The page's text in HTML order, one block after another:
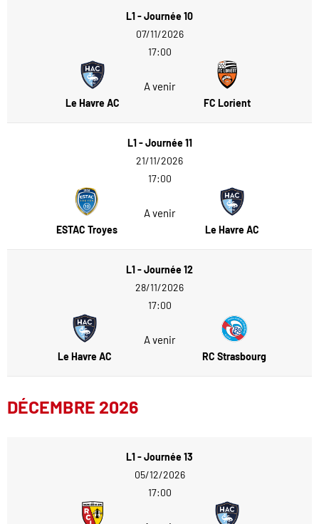
L1 - Journée 10
07/11/2026
17:00
Le Havre AC
A venir
FC Lorient
L1 - Journée 11
21/11/2026
17:00
ESTAC Troyes
A venir
Le Havre AC
L1 - Journée 12
28/11/2026
17:00
Le Havre AC
A venir
RC Strasbourg
DÉCEMBRE 2026
L1 - Journée 13
05/12/2026
17:00